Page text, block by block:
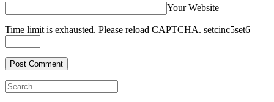
Your Website
Time limit is exhausted. Please reload CAPTCHA. setcinc5set6